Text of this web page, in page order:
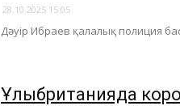
28.10.2025 15:05
Дәуір Ибраев қалалық полиция
Ұлыбританияда